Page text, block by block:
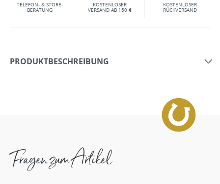
TELEFON- & STORE-
BERATUNG
KOSTENLOSER
VERSAND AB 150 €
KOSTENLOSER
RÜCKVERSAND
PRODUKTBESCHREIBUNG
Fragen zum Artikel